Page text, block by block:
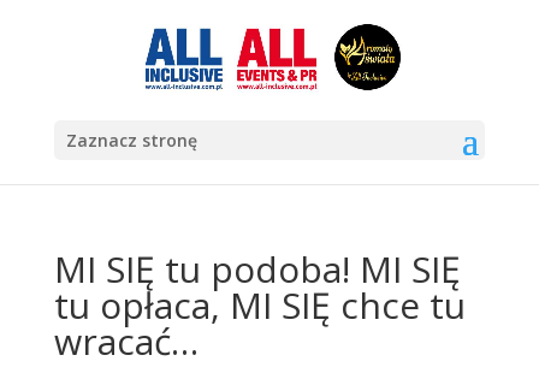
Zaznacz stronę
MI SIĘ tu podoba! MI SIĘ
tu opłaca, MI SIĘ chce tu
wracać…